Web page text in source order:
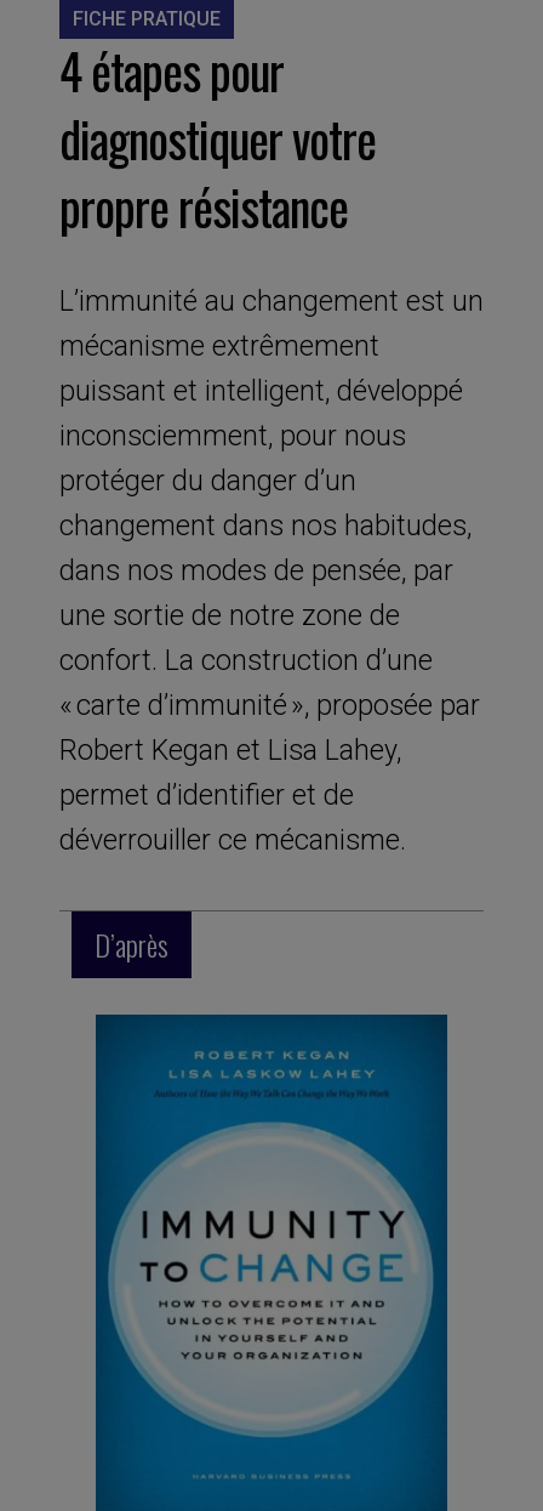
FICHE PRATIQUE
4 étapes pour
diagnostiquer votre
propre résistance
L’immunité au changement est un
mécanisme extrêmement
puissant et intelligent, développé
inconsciemment, pour nous
protéger du danger d’un
changement dans nos habitudes,
dans nos modes de pensée, par
une sortie de notre zone de
confort. La construction d’une
« carte d’immunité », proposée par
Robert Kegan et Lisa Lahey,
permet d’identifier et de
déverrouiller ce mécanisme.
D’après